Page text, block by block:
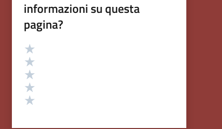
informazioni su questa
pagina?
Valutazione